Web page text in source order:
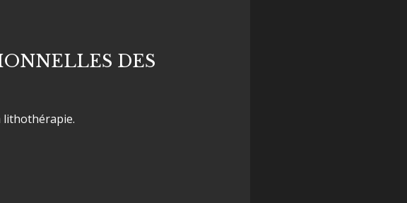
DES
lithothérapie.